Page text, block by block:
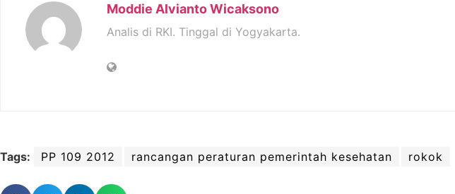
Moddie Alvianto Wicaksono
Analis di RKI. Tinggal di Yogyakarta.
Tags: PP 109 2012 rancangan peraturan pemerintah kesehatan rokok